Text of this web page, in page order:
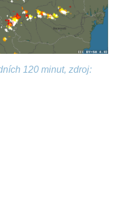
120 minut, zdroj: